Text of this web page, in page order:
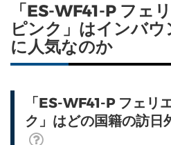
「ES-WF41-P フェ
ピンク」はインバ
に人気なのか
「ES-WF41-P フェリ
ク」はどの国籍の訪日